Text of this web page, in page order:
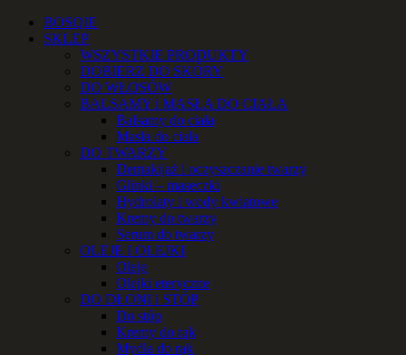
Przejdź
zawartości
Facebook
Instagram
YouTube
Email
TelefonBOSQIE
SKLEP
WSZYSTKIE PRODUKTY
DOBIERZ DO SKÓRY
DO WŁOSÓW
BALSAMY i MASŁA DO CIAŁA
Balsamy do ciała
Masła do ciała
DO TWARZY
Demakijaż i oczyszczanie twarzy
Glinki – maseczki
Hydrolaty i wody kwiatowe
Kremy do twarzy
Serum do twarzy
OLEJE I OLEJKI
Oleje
Olejki eteryczne
DO DŁONI i STÓP
Do stóp
Kremy do rąk
Mydła do rąk